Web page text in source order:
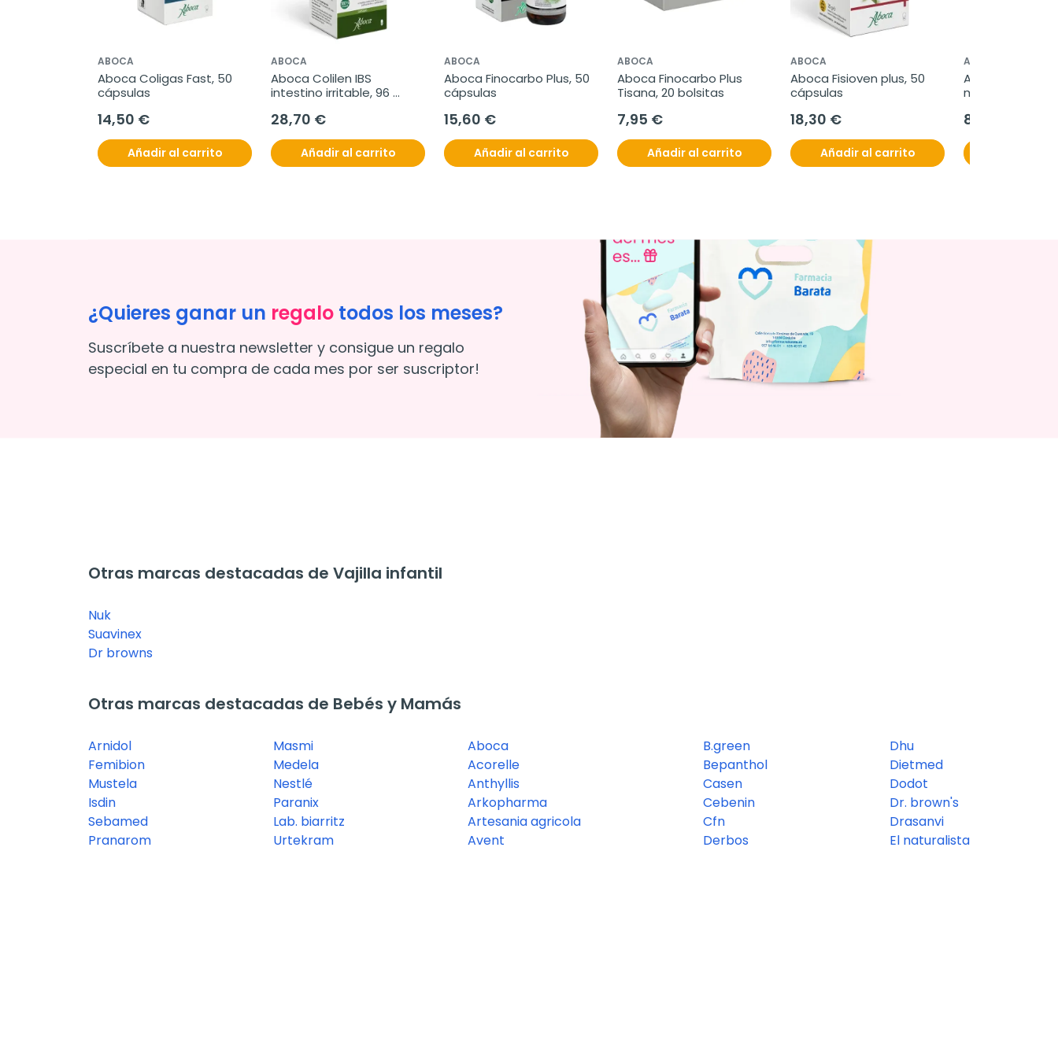
ABOCA
Aboca Coligas Fast, 50
cápsulas
14,50 €
Añadir al carrito
ABOCA
Aboca Colilen IBS
intestino irritable, 96
28,70 €
Añadir al carrito
ABOCA
Aboca Finocarbo Plus, 50
cápsulas
15,60 €
Añadir al carrito
ABOCA
Aboca Finocarbo Plus
Tisana, 20 bolsitas
7,95 €
Añadir al carrito
ABOCA
Aboca Fisioven plus, 50
cápsulas
18,30 €
Añadir al carrito
ABOCA
Aboca MeliLax
microenema
8,95 €
¿Quieres ganar un regalo todos los meses?
Suscríbete a nuestra newsletter y consigue un regalo
especial en tu compra de cada mes por ser suscriptor!
Otras marcas destacadas de Vajilla infantil
Nuk
Suavinex
Dr browns
Otras marcas destacadas de Bebés y Mamás
Arnidol
Femibion
Mustela
Isdin
Sebamed
Pranarom
Masmi
Medela
Nestlé
Paranix
Lab. biarritz
Urtekram
Aboca
Acorelle
Anthyllis
Arkopharma
Artesania agricola
Avent
B.green
Bepanthol
Casen
Cebenin
Cfn
Derbos
Dhu
Dietmed
Dodot
Dr. brown's
Drasanvi
El naturalista